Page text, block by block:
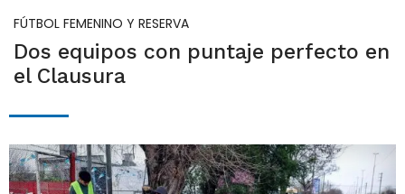
FÚTBOL FEMENINO Y RESERVA
Dos equipos con puntaje perfecto en
el Clausura